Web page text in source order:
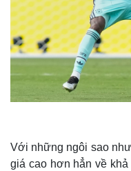
Với những ngôi sao
giá cao hơn hẳn về